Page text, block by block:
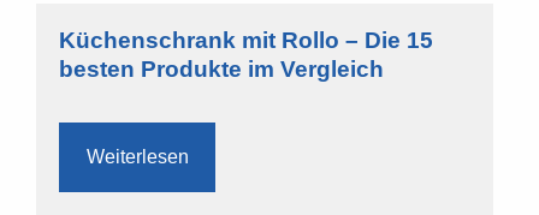
Küchenschrank mit Rollo – Die 15
besten Produkte im Vergleich
Weiterlesen